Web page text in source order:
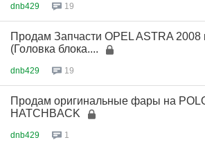
dnb429 19
Продам Запчасти OPEL ASTRA 2008
(Головка блока....
dnb429 19
Продам оригинальные фары на
HATCHBACK
dnb429 1